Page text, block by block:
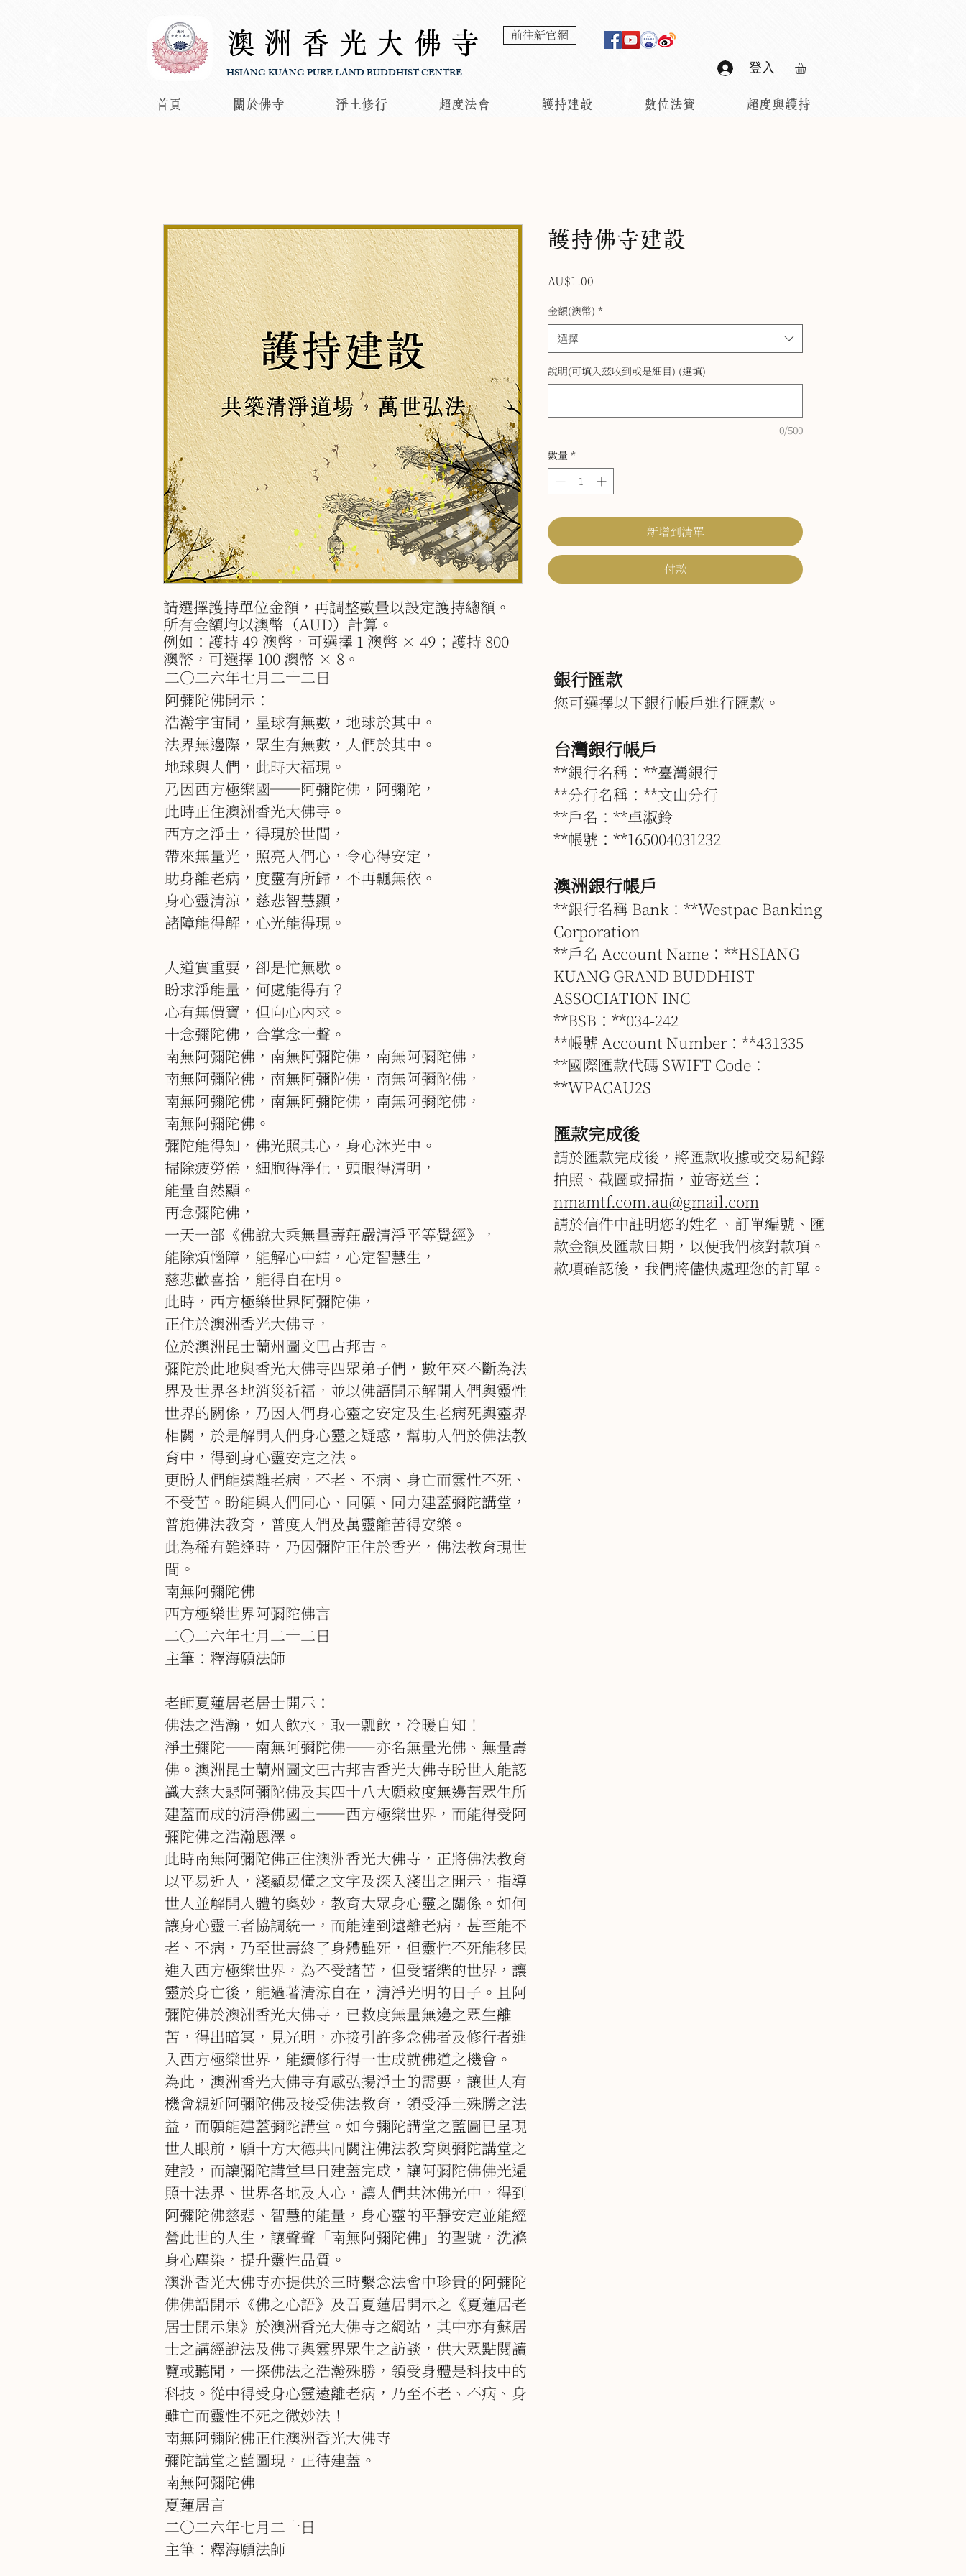
澳洲香光大佛寺
HSIANG KUANG PURE LAND BUDDHIST CENTRE
前往新官網
登入
首頁 關於佛寺 淨土修行 超度法會 護持建設 數位法寶 超度與護持
請選擇護持單位金額，再調整數量以設定護持總額。
所有金額均以澳幣（AUD）計算。
例如：護持 49 澳幣，可選擇 1 澳幣 × 49；護持 800
澳幣，可選擇 100 澳幣 × 8。
護持佛寺建設
AU$1.00
金額(澳幣) *
選擇
說明(可填入茲收到或是細目) (選填)
0/500
數量 *
新增到清單
付款
銀行匯款
您可選擇以下銀行帳戶進行匯款。
台灣銀行帳戶
**銀行名稱：**臺灣銀行
**分行名稱：**文山分行
**戶名：**卓淑鈴
**帳號：**165004031232
澳洲銀行帳戶
**銀行名稱 Bank：**Westpac Banking
Corporation
**戶名 Account Name：**HSIANG
KUANG GRAND BUDDHIST
ASSOCIATION INC
**BSB：**034-242
**帳號 Account Number：**431335
**國際匯款代碼 SWIFT Code：
**WPACAU2S
匯款完成後
請於匯款完成後，將匯款收據或交易紀錄
拍照、截圖或掃描，並寄送至：
nmamtf.com.au@gmail.com
請於信件中註明您的姓名、訂單編號、匯
款金額及匯款日期，以便我們核對款項。
款項確認後，我們將儘快處理您的訂單。
二○二六年七月二十二日
阿彌陀佛開示：
浩瀚宇宙間，星球有無數，地球於其中。
法界無邊際，眾生有無數，人們於其中。
地球與人們，此時大福現。
乃因西方極樂國──阿彌陀佛，阿彌陀，
此時正住澳洲香光大佛寺。
西方之淨土，得現於世間，
帶來無量光，照亮人們心，令心得安定，
助身離老病，度靈有所歸，不再飄無依。
身心靈清涼，慈悲智慧顯，
諸障能得解，心光能得現。
人道實重要，卻是忙無歇。
盼求淨能量，何處能得有？
心有無價寶，但向心內求。
十念彌陀佛，合掌念十聲。
南無阿彌陀佛，南無阿彌陀佛，南無阿彌陀佛，
南無阿彌陀佛，南無阿彌陀佛，南無阿彌陀佛，
南無阿彌陀佛，南無阿彌陀佛，南無阿彌陀佛，
南無阿彌陀佛。
彌陀能得知，佛光照其心，身心沐光中。
掃除疲勞倦，細胞得淨化，頭眼得清明，
能量自然顯。
再念彌陀佛，
一天一部《佛說大乘無量壽莊嚴清淨平等覺經》，
能除煩惱障，能解心中結，心定智慧生，
慈悲歡喜捨，能得自在明。
此時，西方極樂世界阿彌陀佛，
正住於澳洲香光大佛寺，
位於澳洲昆士蘭州圖文巴古邦吉。
彌陀於此地與香光大佛寺四眾弟子們，數年來不斷為法
界及世界各地消災祈福，並以佛語開示解開人們與靈性
世界的關係，乃因人們身心靈之安定及生老病死與靈界
相關，於是解開人們身心靈之疑惑，幫助人們於佛法教
育中，得到身心靈安定之法。
更盼人們能遠離老病，不老、不病、身亡而靈性不死、
不受苦。盼能與人們同心、同願、同力建蓋彌陀講堂，
普施佛法教育，普度人們及萬靈離苦得安樂。
此為稀有難逢時，乃因彌陀正住於香光，佛法教育現世
間。
南無阿彌陀佛
西方極樂世界阿彌陀佛言
二○二六年七月二十二日
主筆：釋海願法師
老師夏蓮居老居士開示：
佛法之浩瀚，如人飲水，取一瓢飲，冷暖自知！
淨土彌陀――南無阿彌陀佛――亦名無量光佛、無量壽
佛。澳洲昆士蘭州圖文巴古邦吉香光大佛寺盼世人能認
識大慈大悲阿彌陀佛及其四十八大願救度無邊苦眾生所
建蓋而成的清淨佛國土――西方極樂世界，而能得受阿
彌陀佛之浩瀚恩澤。
此時南無阿彌陀佛正住澳洲香光大佛寺，正將佛法教育
以平易近人，淺顯易懂之文字及深入淺出之開示，指導
世人並解開人體的奧妙，教育大眾身心靈之關係。如何
讓身心靈三者協調統一，而能達到遠離老病，甚至能不
老、不病，乃至世壽終了身體雖死，但靈性不死能移民
進入西方極樂世界，為不受諸苦，但受諸樂的世界，讓
靈於身亡後，能過著清涼自在，清淨光明的日子。且阿
彌陀佛於澳洲香光大佛寺，已救度無量無邊之眾生離
苦，得出暗冥，見光明，亦接引許多念佛者及修行者進
入西方極樂世界，能續修行得一世成就佛道之機會。
為此，澳洲香光大佛寺有感弘揚淨土的需要，讓世人有
機會親近阿彌陀佛及接受佛法教育，領受淨土殊勝之法
益，而願能建蓋彌陀講堂。如今彌陀講堂之藍圖已呈現
世人眼前，願十方大德共同關注佛法教育與彌陀講堂之
建設，而讓彌陀講堂早日建蓋完成，讓阿彌陀佛佛光遍
照十法界、世界各地及人心，讓人們共沐佛光中，得到
阿彌陀佛慈悲、智慧的能量，身心靈的平靜安定並能經
營此世的人生，讓聲聲「南無阿彌陀佛」的聖號，洗滌
身心塵染，提升靈性品質。
澳洲香光大佛寺亦提供於三時繫念法會中珍貴的阿彌陀
佛佛語開示《佛之心語》及吾夏蓮居開示之《夏蓮居老
居士開示集》於澳洲香光大佛寺之網站，其中亦有蘇居
士之講經說法及佛寺與靈界眾生之訪談，供大眾點閱讀
覽或聽聞，一探佛法之浩瀚殊勝，領受身體是科技中的
科技。從中得受身心靈遠離老病，乃至不老、不病、身
雖亡而靈性不死之微妙法！
南無阿彌陀佛正住澳洲香光大佛寺
彌陀講堂之藍圖現，正待建蓋。
南無阿彌陀佛
夏蓮居言
二○二六年七月二十日
主筆：釋海願法師